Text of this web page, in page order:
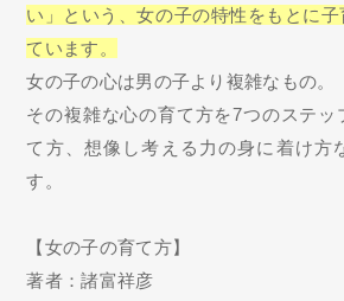
い」という、女の子の特性をもとに
ています。
女の子の心は男の子より複雑なもの。
その複雑な心の育て方を7つのステッ
て方、想像し考える力の身に着け方
す。
【女の子の育て方】
著者：諸富祥彦